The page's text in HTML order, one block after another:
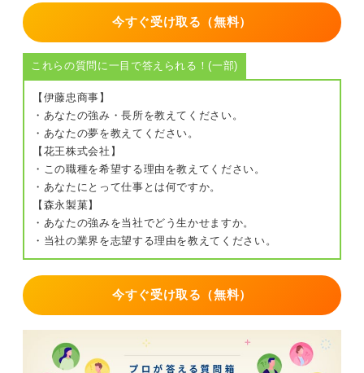
今すぐ受け取る（無料）
これらの質問に一目で答えられる！(一部)
【伊藤忠商事】
・あなたの強み・長所を教えてください。
・あなたの夢を教えてください。
【花王株式会社】
・この職種を希望する理由を教えてください。
・あなたにとって仕事とは何ですか。
【森永製菓】
・あなたの強みを当社でどう生かせますか。
・当社の業界を志望する理由を教えてください。
今すぐ受け取る（無料）